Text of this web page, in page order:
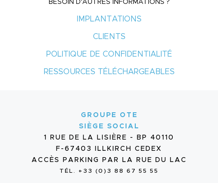
BESOIN D'AUTRES INFORMATIONS ?
IMPLANTATIONS
CLIENTS
POLITIQUE DE CONFIDENTIALITÉ
RESSOURCES TÉLÉCHARGEABLES
GROUPE OTE
SIÈGE SOCIAL
1 RUE DE LA LISIÈRE - BP 40110
F-67403 ILLKIRCH CEDEX
ACCÈS PARKING PAR LA RUE DU LAC
TÉL. +33 (0)3 88 67 55 55